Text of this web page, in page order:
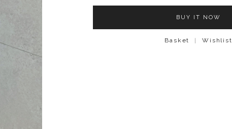
BUY IT NOW
Basket | Wishlist